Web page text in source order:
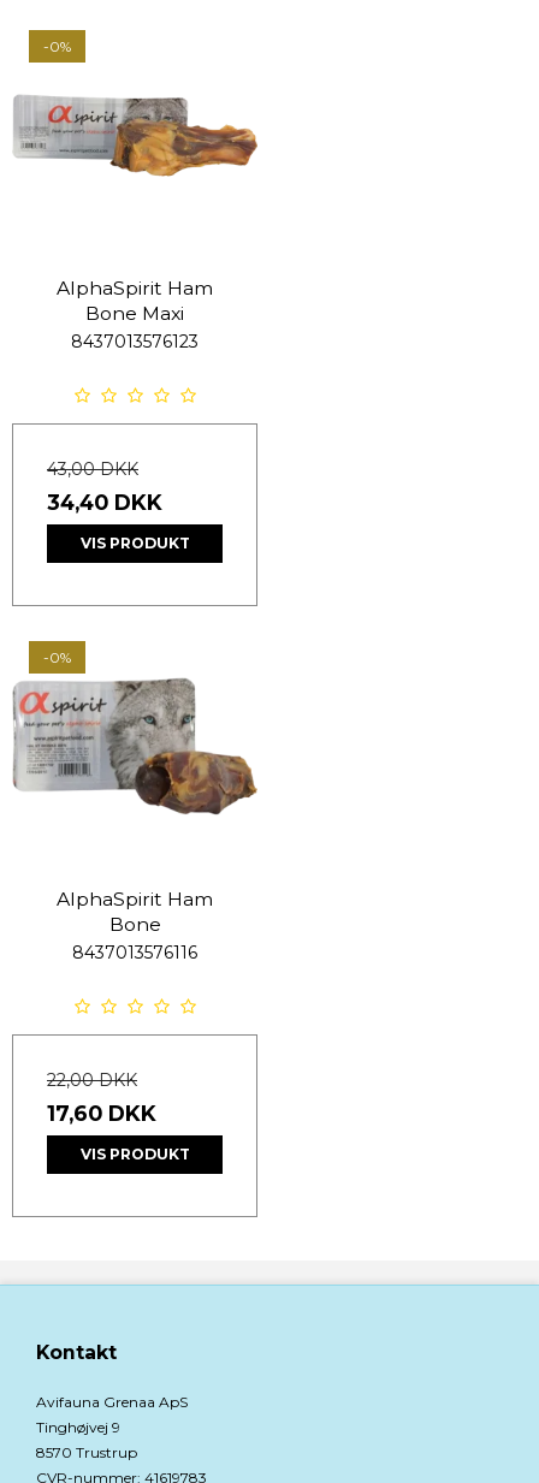
-0%
AlphaSpirit Ham
Bone Maxi
8437013576123
43,00 DKK
34,40 DKK
VIS PRODUKT
-0%
AlphaSpirit Ham
Bone
8437013576116
22,00 DKK
17,60 DKK
VIS PRODUKT
Kontakt
Avifauna Grenaa ApS
Tinghøjvej 9
8570 Trustrup
CVR-nummer: 41619783